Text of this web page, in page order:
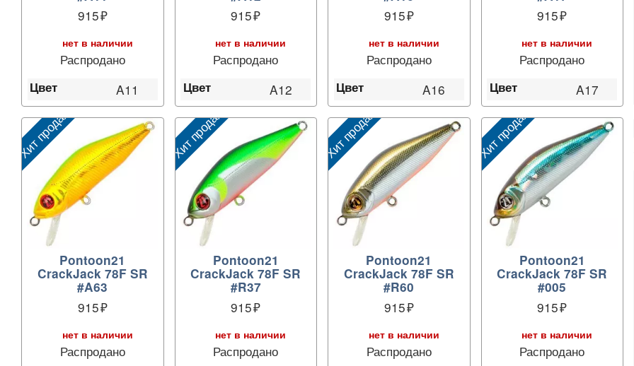
915
нет в наличии
Распродано
Цвет A11
915
нет в наличии
Распродано
Цвет A12
915
нет в наличии
Распродано
Цвет A16
915
нет в наличии
Распродано
Цвет A17
Хит продаж
Pontoon21
CrackJack 78F SR
#A63
915
нет в наличии
Распродано
Хит продаж
Pontoon21
CrackJack 78F SR
#R37
915
нет в наличии
Распродано
Хит продаж
Pontoon21
CrackJack 78F SR
#R60
915
нет в наличии
Распродано
Хит продаж
Pontoon21
CrackJack 78F SR
#005
915
нет в наличии
Распродано